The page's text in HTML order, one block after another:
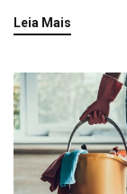
Leia Mais